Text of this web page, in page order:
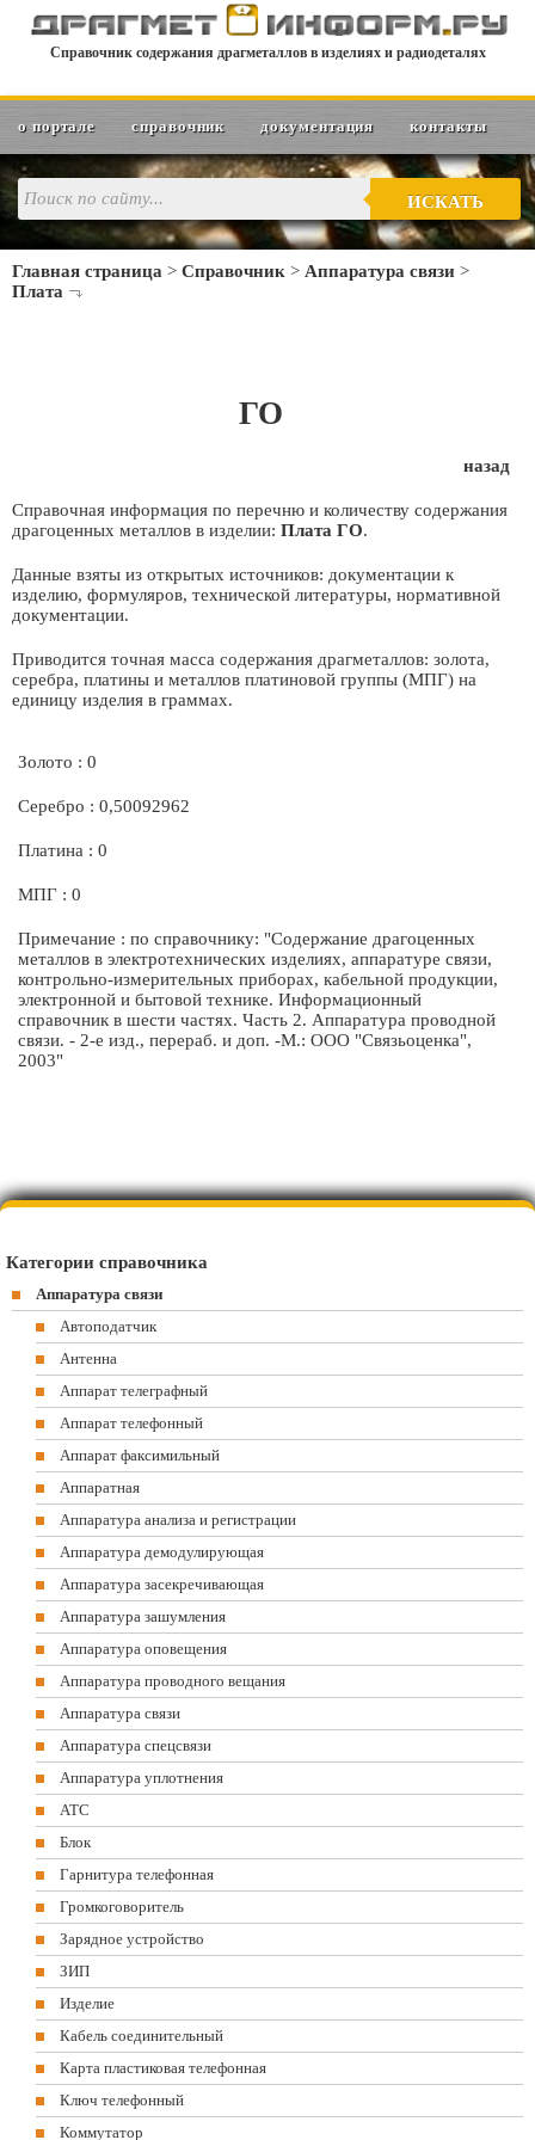
Справочник содержания драгметаллов в изделиях и радиодеталях
о портале справочник документация контакты
ИСКАТЬ
Главная страница > Справочник > Аппаратура связи >
Плата
ГО
назад
Справочная информация по перечню и количеству содержания
драгоценных металлов в изделии: Плата ГО.
Данные взяты из открытых источников: документации к
изделию, формуляров, технической литературы, нормативной
документации.
Приводится точная масса содержания драгметаллов: золота,
серебра, платины и металлов платиновой группы (МПГ) на
единицу изделия в граммах.
Золото : 0
Серебро : 0,50092962
Платина : 0
МПГ : 0
Примечание : по справочнику: "Содержание драгоценных
металлов в электротехнических изделиях, аппаратуре связи,
контрольно-измерительных приборах, кабельной продукции,
электронной и бытовой технике. Информационный
справочник в шести частях. Часть 2. Аппаратура проводной
связи. - 2-е изд., перераб. и доп. -М.: ООО "Связьоценка",
2003"
Категории справочника
Аппаратура связи
Автоподатчик
Антенна
Аппарат телеграфный
Аппарат телефонный
Аппарат факсимильный
Аппаратная
Аппаратура анализа и регистрации
Аппаратура демодулирующая
Аппаратура засекречивающая
Аппаратура зашумления
Аппаратура оповещения
Аппаратура проводного вещания
Аппаратура связи
Аппаратура спецсвязи
Аппаратура уплотнения
АТС
Блок
Гарнитура телефонная
Громкоговоритель
Зарядное устройство
ЗИП
Изделие
Кабель соединительный
Карта пластиковая телефонная
Ключ телефонный
Коммутатор